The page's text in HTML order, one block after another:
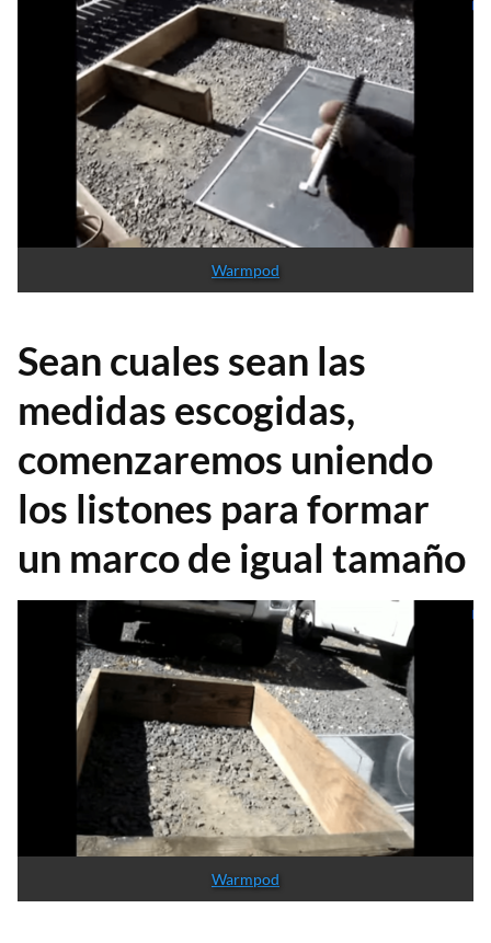
Warmpod
Sean cuales sean las
medidas escogidas,
comenzaremos uniendo
los listones para formar
un marco de igual tamaño
Warmpod